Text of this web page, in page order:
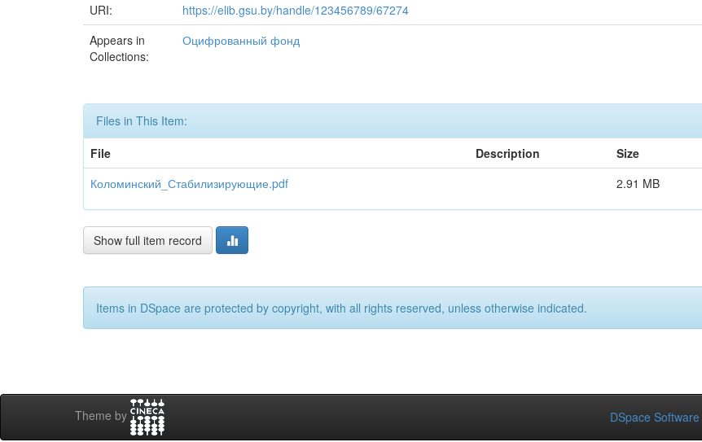
URI:
https://elib.gsu.by/handle/123456789/67274
Appears in
Collections:
Оцифрованный фонд
Files in This Item:
File
Description Size
Коломинский_Стабилизирующие.pdf
2.91 MB
Show full item record
Items in DSpace are protected by copyright, with all rights reserved, unless otherwise indicated.
Theme by DSpace Software